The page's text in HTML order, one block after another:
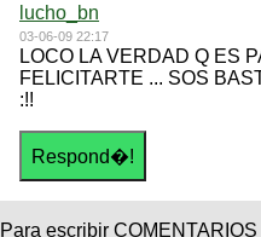
lucho_bn
03-06-09 22:17
LOCO LA VERDAD Q ES
FELICITARTE ... SOS
:!!
Para escribir